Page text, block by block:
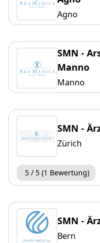
Agno
SMN -
Manno
Manno
SMN -
Zürich
5 / 5 (1 Bewertung)
SMN -
Bern